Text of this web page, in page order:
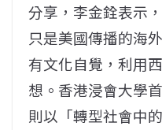
分享，李金銓表示
只是美國傳播的海
有文化自覺，利用
想。香港浸會大學
則以「轉型社會中